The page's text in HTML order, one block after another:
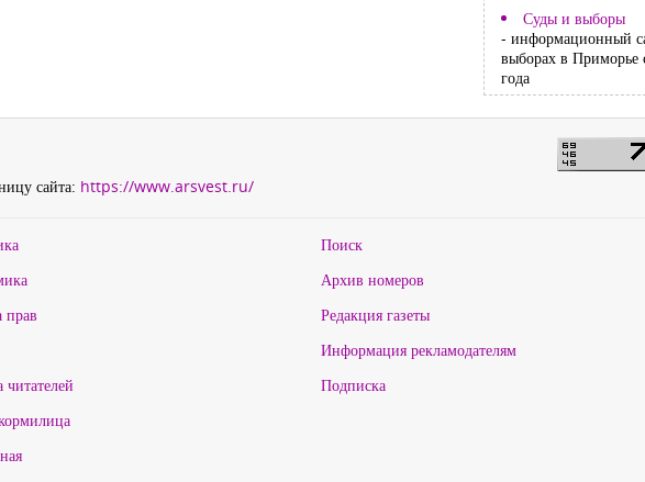
Суды и выборы
- информационный
выборах в Приморье
года
сайта: https://www.arsvest.ru/
прав
Поиск
Архив номеров
Редакция газеты
Информация рекламодателям
Подписка